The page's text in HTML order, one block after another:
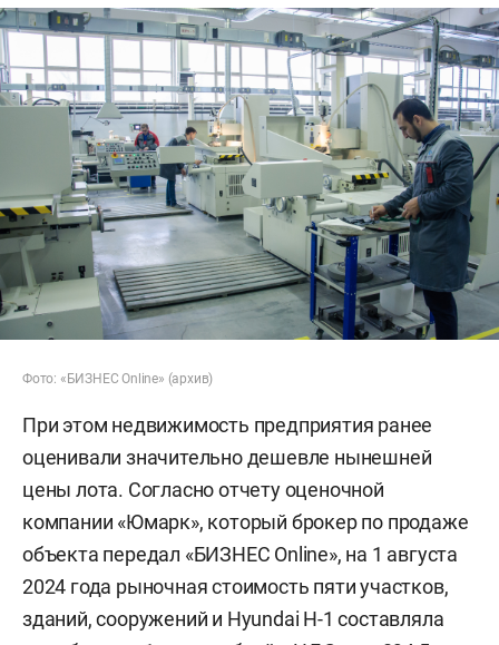
Фото: «БИЗНЕС Online» (архив)
При этом недвижимость предприятия ранее
оценивали значительно дешевле нынешней
цены лота. Согласно отчету оценочной
компании «Юмарк», который брокер по продаже
объекта передал «БИЗНЕС Online», на 1 августа
2024 года рыночная стоимость пяти участков,
зданий, сооружений и Hyundai H-1 составляла